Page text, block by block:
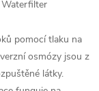
Waterfilter
pomocí tlaku na
osmózy jsou z
látky.